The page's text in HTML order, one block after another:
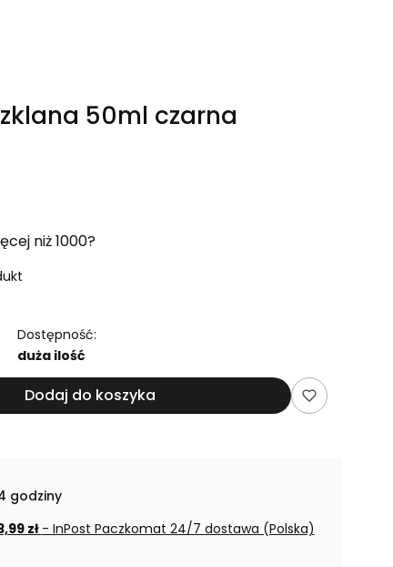
50ml czarna
niż 1000?
Dostępność:
duża ilość
Dodaj do koszyka
godziny
zł - InPost Paczkomat 24/7 dostawa (Polska)